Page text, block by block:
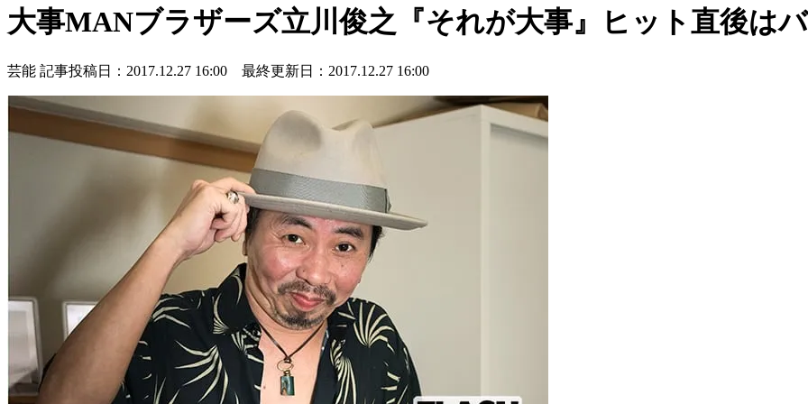
大事MANブラザーズ立川俊之『それが大事』ヒット直後は
芸能 記事投稿日：2017.12.27 16:00 最終更新日：2017.12.27 16:00